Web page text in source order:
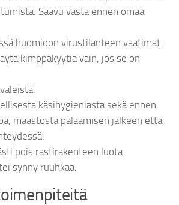
Saavu vasta ennen omaa
huomioon virustilanteen vaatimat
kimppakyytiä vain, jos se on
käsihygieniasta sekä ennen
maastosta palaamisen jälkeen että
pois rastirakenteen luota
synny ruuhkaa.